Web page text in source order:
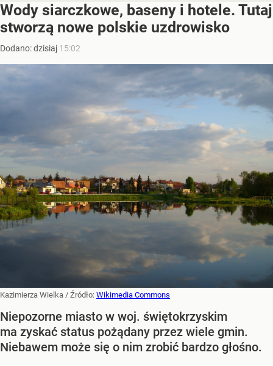
Wody siarczkowe, baseny i hotele. Tutaj
stworzą nowe polskie uzdrowisko
Dodano:dzisiaj 15:02
Kazimierza Wielka / Źródło: Wikimedia Commons
Niepozorne miasto w woj. świętokrzyskim
ma zyskać status pożądany przez wiele gmin.
Niebawem może się o nim zrobić bardzo głośno.